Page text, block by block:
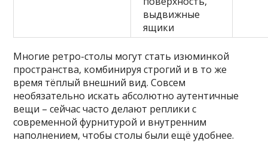
выдвижные
ящики
Многие ретро-столы могут стать изюминкой
пространства, комбинируя строгий и в то же
время тёплый внешний вид. Совсем
необязательно искать абсолютно аутентичные
вещи – сейчас часто делают реплики с
современной фурнитурой и внутренним
наполнением, чтобы столы были ещё удобнее.